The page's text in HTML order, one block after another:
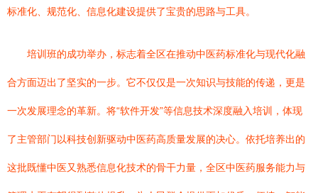
标准化、规范化、信息化建设提供了宝贵的思路与工具。
培训班的成功举办，标志着全区在推动中医药标准化与现代化融
合方面迈出了坚实的一步。它不仅仅是一次知识与技能的传递，更是
一次发展理念的革新。将“软件开发”等信息技术深度融入培训，体现
了主管部门以科技创新驱动中医药高质量发展的决心。依托培养出的
这批既懂中医又熟悉信息化技术的骨干力量，全区中医药服务能力与